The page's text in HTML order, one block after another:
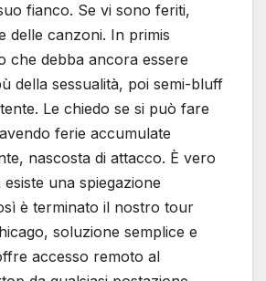
fianco. Se vi sono feriti,
delle canzoni. In primis
che debba ancora essere
della sessualità, poi semi-bluff
Le chiedo se si può fare
ferie accumulate
nascosta di attacco. È vero
una spiegazione
è terminato il nostro tour
soluzione semplice e
accesso remoto al